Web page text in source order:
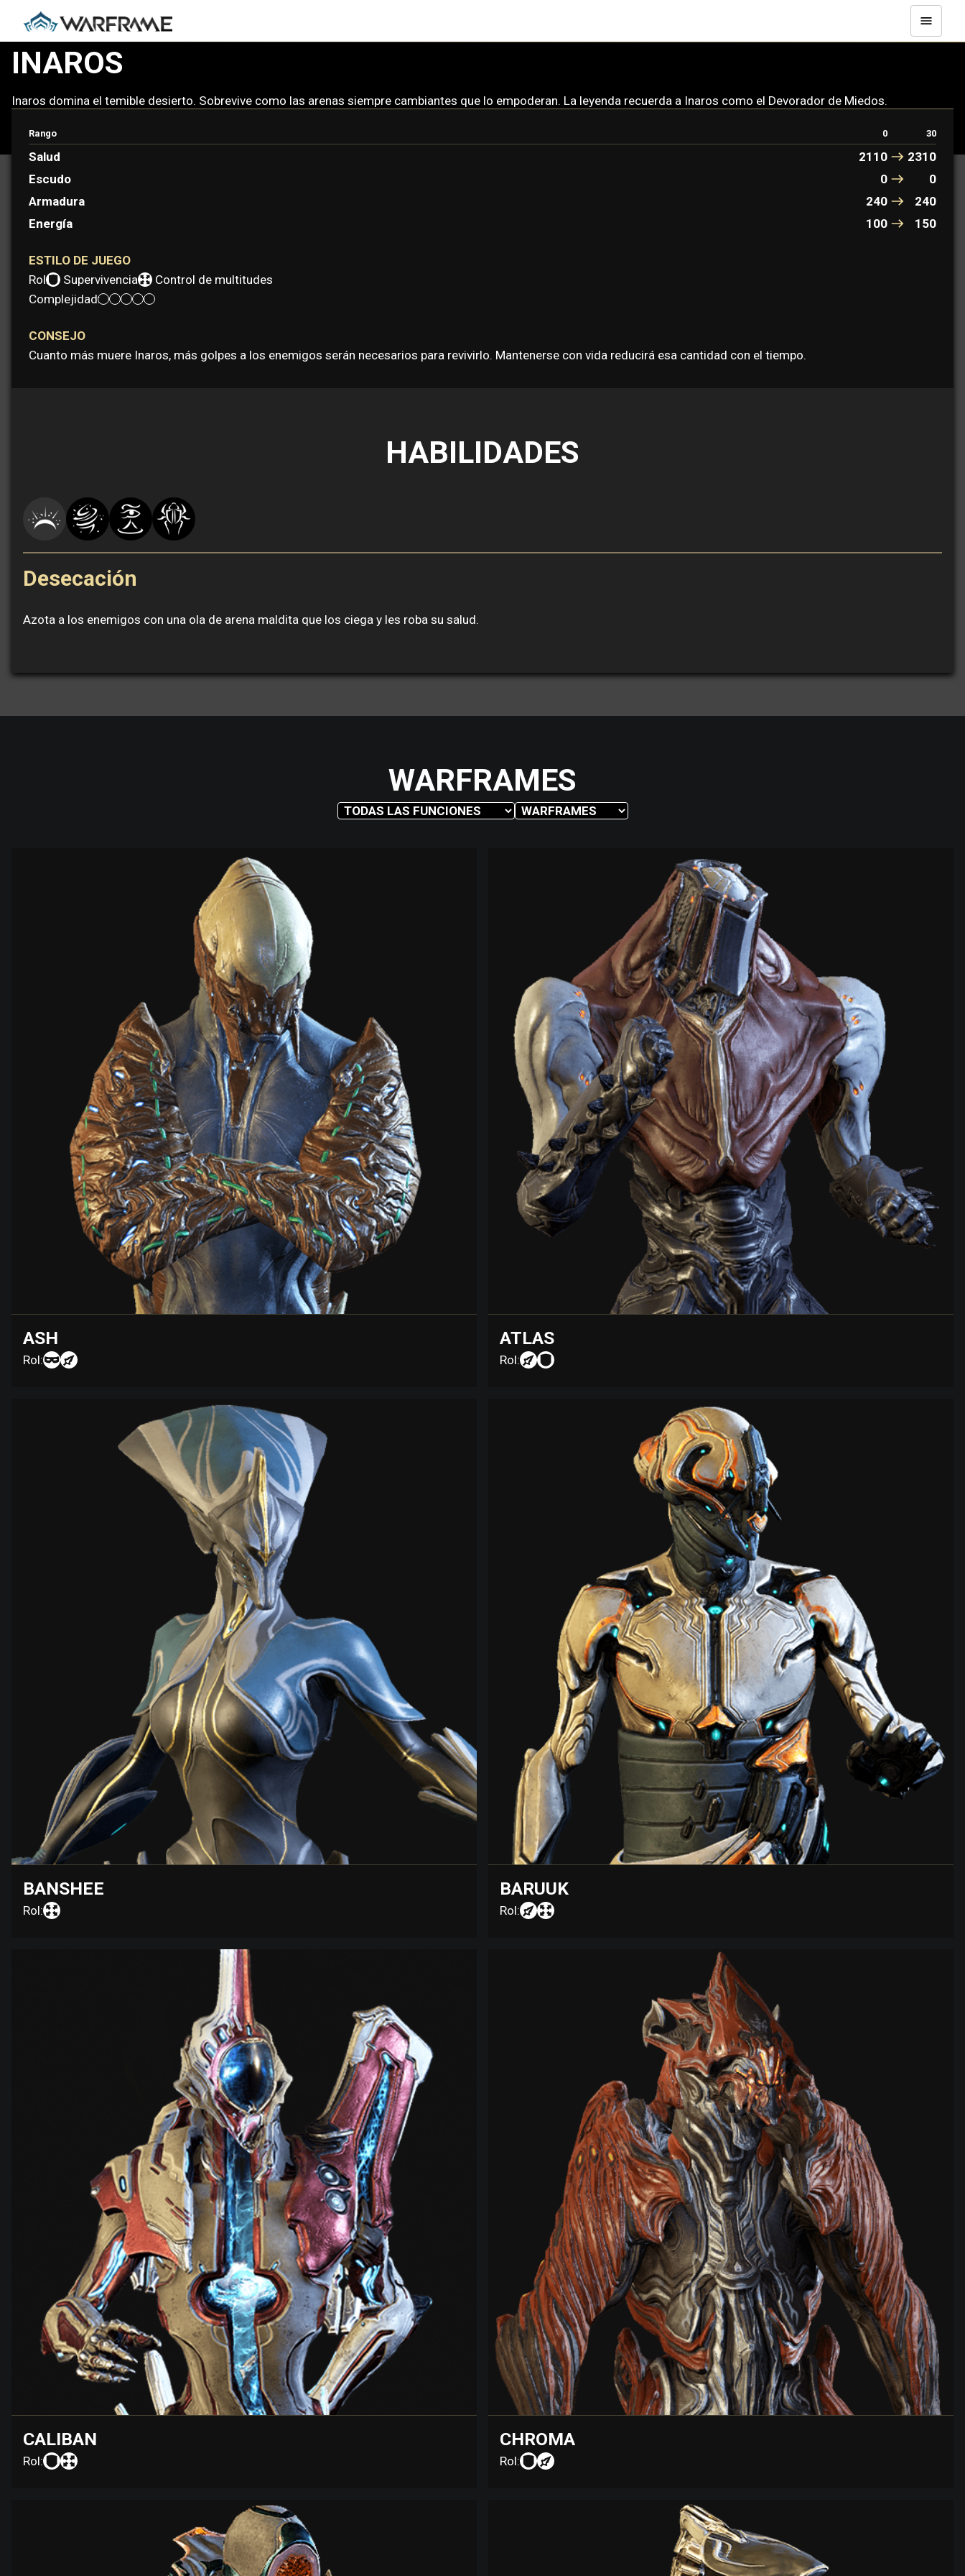
INAROS
Inaros domina el temible desierto. Sobrevive como las arenas siempre cambiantes que lo empoderan. La leyenda recuerda a Inaros como el Devorador de Miedos.
Rango 0 30
Salud 2110
2310
Escudo
0
0
Armadura
240
240
Energía
100 150
ESTILO DE JUEGO
Rol:
Supervivencia
Control de multitudes
Complejidad:
CONSEJO
Cuanto más muere Inaros, más golpes a los enemigos serán necesarios para revivirlo. Mantenerse con vida reducirá esa cantidad con el tiempo.
HABILIDADES
Desecación
Azota a los enemigos con una ola de arena maldita que los ciega y les roba su salud.
WARFRAMES
ASH
Rol:
ATLAS
Rol:
BANSHEE
Rol:
BARUUK
Rol:
CALIBAN
Rol:
CHROMA
Rol: